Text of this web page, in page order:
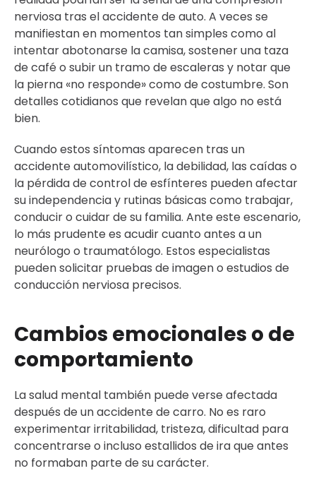
nerviosa tras el accidente de auto. A veces se
manifiestan en momentos tan simples como al
intentar abotonarse la camisa, sostener una taza
de café o subir un tramo de escaleras y notar que
la pierna «no responde» como de costumbre. Son
detalles cotidianos que revelan que algo no está
bien.
Cuando estos síntomas aparecen tras un
accidente automovilístico, la debilidad, las caídas o
la pérdida de control de esfínteres pueden afectar
su independencia y rutinas básicas como trabajar,
conducir o cuidar de su familia. Ante este escenario,
lo más prudente es acudir cuanto antes a un
neurólogo o traumatólogo. Estos especialistas
pueden solicitar pruebas de imagen o estudios de
conducción nerviosa precisos.
Cambios emocionales o de
comportamiento
La salud mental también puede verse afectada
después de un accidente de carro. No es raro
experimentar irritabilidad, tristeza, dificultad para
concentrarse o incluso estallidos de ira que antes
no formaban parte de su carácter.